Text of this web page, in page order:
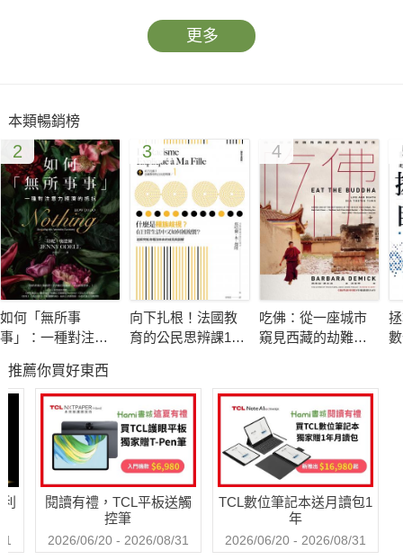
更多
本類暢銷榜
2
如何「無所事
事」：一種對注意
3
向下扎根！法國教
育的公民思辨課1－
又如何被複
製？」：追根究柢
各種沒來由的成見
與誤解
4
吃佛：從一座城市
窺見西藏的劫難與
推薦你買好東西
閱讀有禮，TCL平板送觸
控筆
2026/06/20 - 2026/08/31
TCL數位筆記本送月讀包1
年
2026/06/20 - 2026/08/31